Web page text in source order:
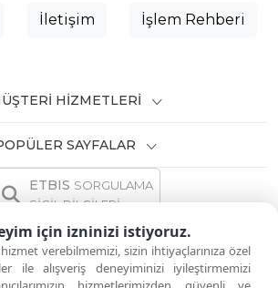
için izninizi istiyoruz.
verebilmemizi, sizin ihtiyaçlarınıza özel
ile alışveriş deneyiminizi iyileştirmemizi
İletişim İşlem Rehberi
HIZMETLERI
SAYFALAR
ETBIS SORGULAMA
SİCİL BİLGİLERİ
GÜVENLİ ALIŞVERİŞ